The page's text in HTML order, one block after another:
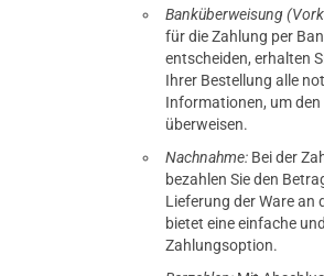
Banküberweisung
für die Zahlung per
entscheiden, erhalten
Ihrer Bestellung alle
Informationen, um
überweisen.
Nachnahme: Bei der
bezahlen Sie den
Lieferung der Ware an
bietet eine einfache
Zahlungsoption.